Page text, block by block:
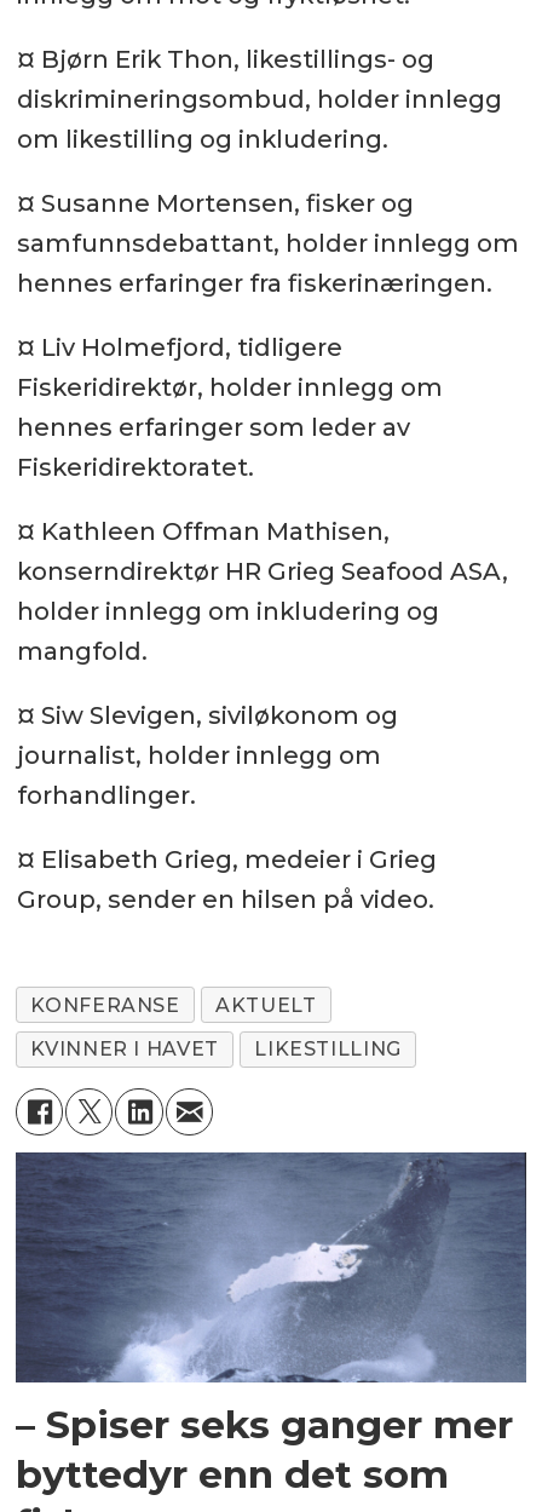
¤ Bjørn Erik Thon, likestillings- og
diskrimineringsombud, holder innlegg
om likestilling og inkludering.
¤ Susanne Mortensen, fisker og
samfunnsdebattant, holder innlegg om
hennes erfaringer fra fiskerinæringen.
¤ Liv Holmefjord, tidligere
Fiskeridirektør, holder innlegg om
hennes erfaringer som leder av
Fiskeridirektoratet.
¤ Kathleen Offman Mathisen,
konserndirektør HR Grieg Seafood ASA,
holder innlegg om inkludering og
mangfold.
¤ Siw Slevigen, siviløkonom og
journalist, holder innlegg om
forhandlinger.
¤ Elisabeth Grieg, medeier i Grieg
Group, sender en hilsen på video.
KONFERANSE
AKTUELT
KVINNER I HAVET
LIKESTILLING
– Spiser seks ganger mer
byttedyr enn det som